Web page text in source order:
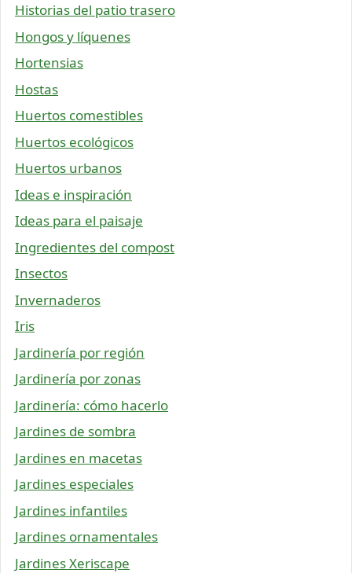
Historias del patio trasero
Hongos y líquenes
Hortensias
Hostas
Huertos comestibles
Huertos ecológicos
Huertos urbanos
Ideas e inspiración
Ideas para el paisaje
Ingredientes del compost
Insectos
Invernaderos
Iris
Jardinería por región
Jardinería por zonas
Jardinería: cómo hacerlo
Jardines de sombra
Jardines en macetas
Jardines especiales
Jardines infantiles
Jardines ornamentales
Jardines Xeriscape